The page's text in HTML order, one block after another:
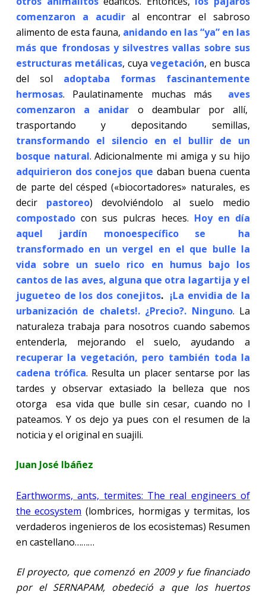
comenzaron a acudiral encontrar el sabroso
alimento de esta fauna, anidando en las “ya” en las
más que frondosas y silvestres vallas sobre sus
estructuras metálicas, cuyavegetación, en busca
del sol adoptaba formas fascinantemente
hermosas. Paulatinamente muchas más aves
comenzaron a anidar o deambular por allí,
trasportando y depositando semillas,
transformando el silencio en el bullir de un
bosque natural. Adicionalmente mi amiga y su hijo
adquirieron dos conejos que daban buena cuenta
de parte del césped («biocortadores» naturales, es
decir pastoreo) devolviéndolo al suelo medio
compostadocon sus pulcras heces. Hoy en día
aquel jardín monoespecífico se ha
transformado en un vergel en el que bulle la
vida sobre un suelo rico en humus bajo los
cantos de las aves, alguna que otra lagartija y el
jugueteo de los dos conejitos. ¡La envidia de la
urbanización de chalets!. ¿Precio?. Ninguno. La
naturaleza trabaja para nosotros cuando sabemos
entenderla, mejorando el suelo, ayudando a
recuperar la vegetación, pero también toda la
cadena trófica. Resulta un placer sentarse por las
tardes y observar extasiado la belleza que nos
otorga
esa vida que bulle sin cesar, cuando no l
pateamos. Y os dejo ya pues con el resumen de la
noticia y el original en suajili.
Juan José Ibáñez
Earthworms, ants, termites: The real engineers of
the ecosystem (lombrices, hormigas y termitas, los
verdaderos ingenieros de los ecosistemas) Resumen
en castellano………
El proyecto, que comenzó en 2009 y fue financiado
por el SERNAPAM, obedeció a que los huertos